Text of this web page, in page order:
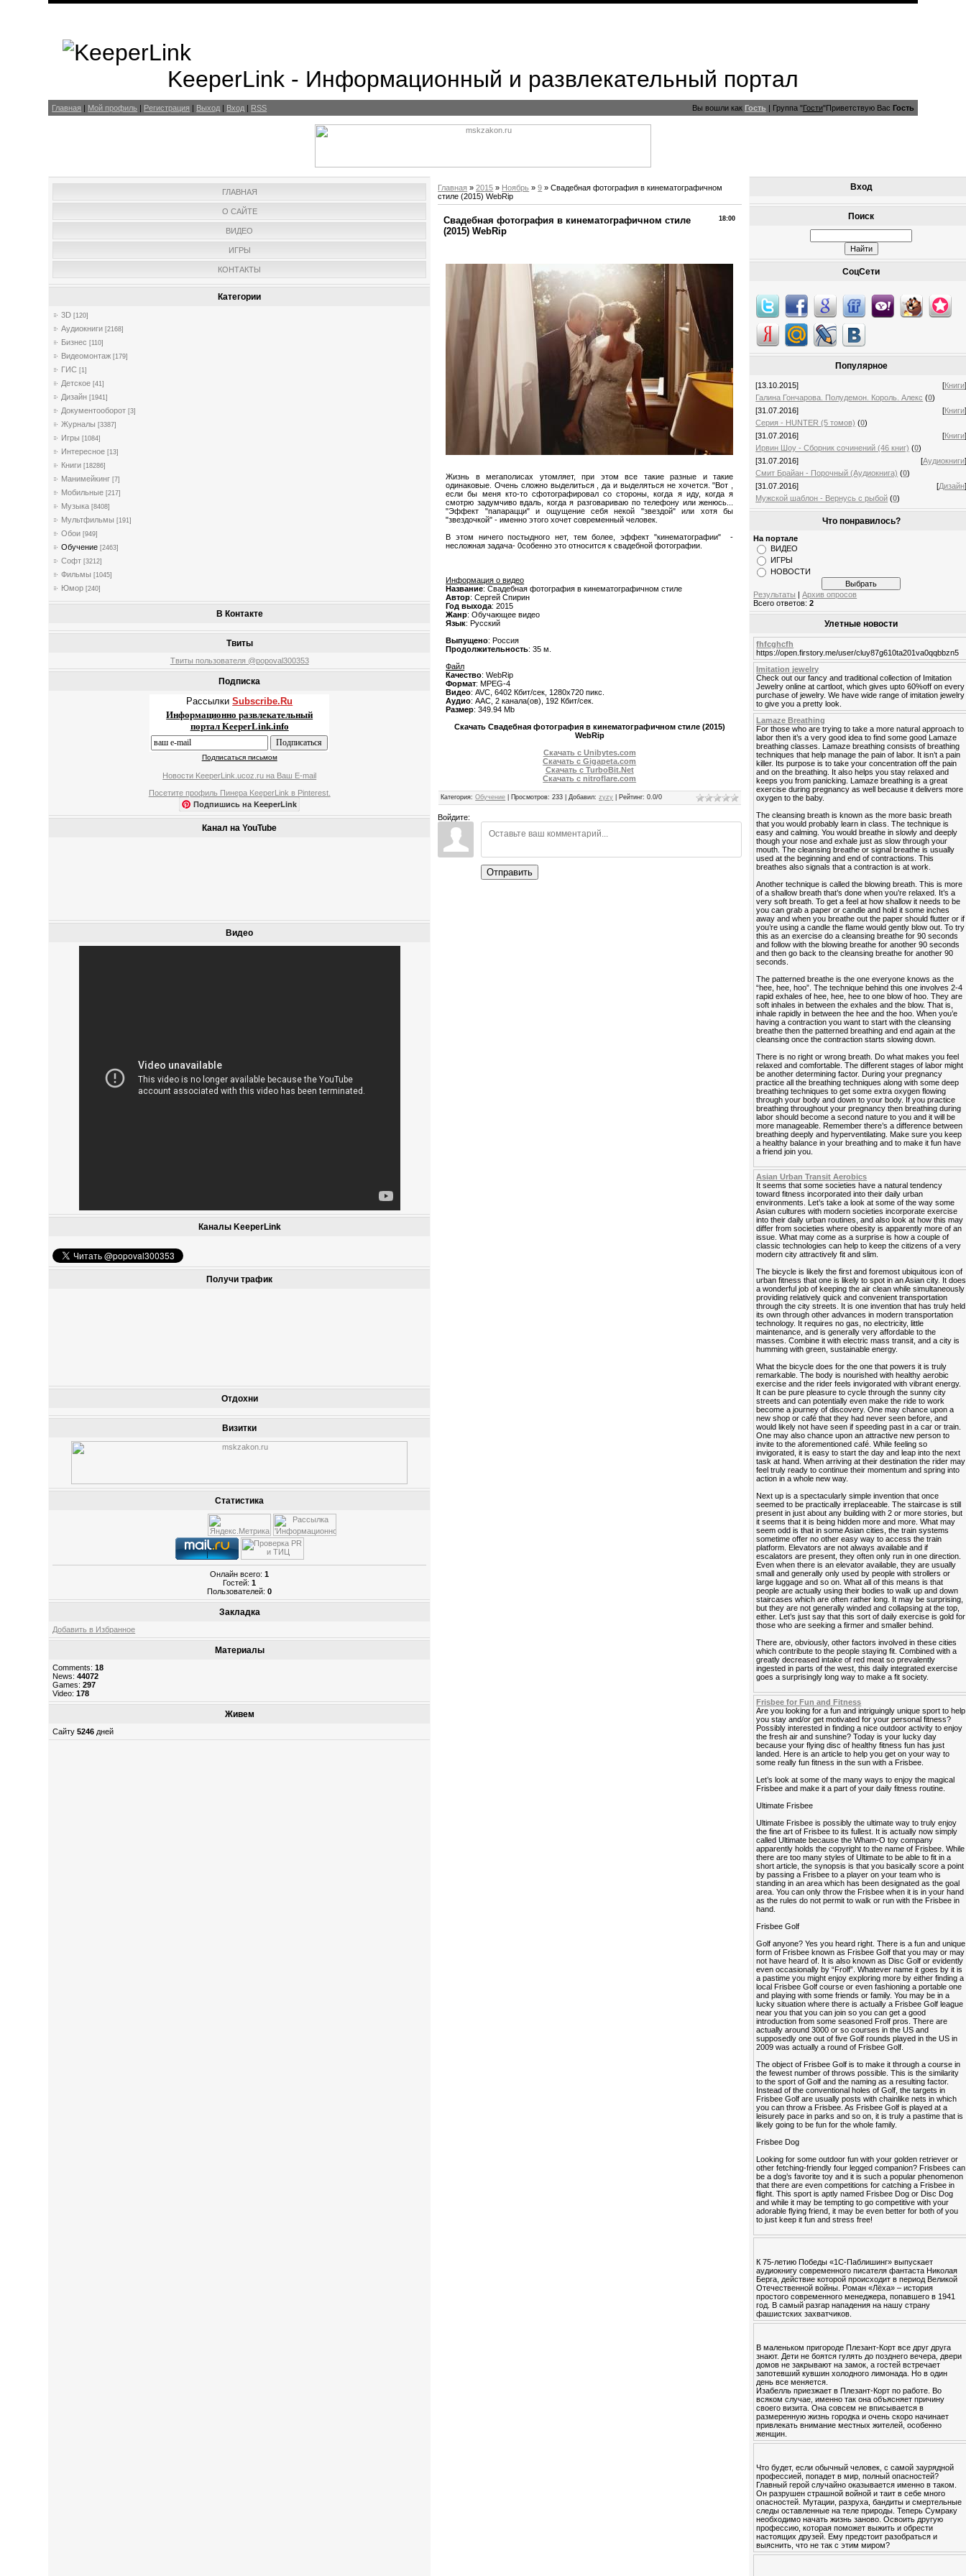
KeeperLink - Информационный и развлекательный портал
Главная | Мой профиль | Регистрация | Выход | Вход | RSS Вы вошли как Гость | Группа"Гости"Приветствую Вас Гость
ГЛАВНАЯ
О САЙТЕ
ВИДЕО
ИГРЫ
КОНТАКТЫ
Категории
3D [120]
Аудиокниги [2168]
Бизнес [110]
Видеомонтаж [179]
ГИС [1]
Детское [41]
Дизайн [1941]
Документооборот [3]
Журналы [3387]
Игры [1084]
Интересное [13]
Книги [18286]
Манимейкинг [7]
Мобильные [217]
Музыка [8408]
Мультфильмы [191]
Обои [949]
Обучение [2463]
Софт [3212]
Фильмы [1045]
Юмор [240]
В Контакте
Твиты
Твиты пользователя @popoval300353
Подписка
РассылкиSubscribe.Ru
Информационно развлекательный
портал KeeperLink.info
Подписаться письмом
Новости KeeperLink.ucoz.ru на Ваш E-mail
Посетите профиль Пинера KeeperLink в Pinterest.
Подпишись на KeeperLink
Канал на YouTube
Видео
Каналы KeeperLink
Получи трафик
Отдохни
Визитки
Статистика
Онлайн всего:1
Гостей:1
Пользователей:0
Закладка
Добавить в Избранное
Материалы
Comments:18
News:44072
Games:297
Video:178
Живем
Сайту5246 дней
Главная »2015 » Ноябрь » 9 » Свадебная фотография в кинематографичном
стиле (2015) WebRip
18:00
Свадебная фотография в кинематографичном стиле
(2015) WebRip
Жизнь в мегаполисах утомляет, при этом все такие разные и такие
одинаковые. Очень сложно выделиться , да и выделяться не хочется. "Вот ,
если бы меня кто-то сфотографировал со стороны, когда я иду, когда я
смотрю задумчиво вдаль, когда я разговариваю по телефону или женюсь...
"Эффект "папарацци" и ощущение себя некой "звездой" или хотя бы
"звездочкой" - именно этого хочет современный человек.
В этом ничего постыдного нет, тем более, эффект "кинематографии" -
несложная задача- 0собенно это относится к свадебной фотографии.
Информация о видео
Название: Свадебная фотография в кинематографичном стиле
Автор: Сергей Спирин
Год выхода: 2015
Жанр: Обучающее видео
Язык: Русский
Выпущено: Россия
Продолжительность: 35 м.
Файл
Качество: WebRip
Формат: MPEG-4
Видео: AVC, 6402 Кбит/сек, 1280x720 пикс.
Аудио: AAC, 2 канала(ов), 192 Кбит/сек.
Размер: 349.94 Mb
Скачать Свадебная фотография в кинематографичном стиле (2015)
WebRip
Скачать с Unibytes.com
Скачать с Gigapeta.com
Скачать с TurboBit.Net
Скачать с nitroflare.com
Категория: Обучение Просмотров: 233 Добавил: zyzy Рейтинг: 0.0/0
Войдите:
Отправить
Вход
Поиск
СоцСети
Популярное
[13.10.2015] [Книги
Галина Гончарова. Полудемон. Король. Алекс (0)
[31.07.2016]
[Книги
Серия - HUNTER (5 томов) (0)
[31.07.2016]
[Книги
Ирвин Шоу - Сборник сочинений (46 книг) (0)
[31.07.2016]
[Аудиокниги
Смит Брайан - Порочный (Аудиокнига) (0)
[31.07.2016]
[Дизайн
Мужской шаблон - Вернусь с рыбой (0)
Что понравилось?
На портале
ВИДЕО
ИГРЫ
НОВОСТИ
Результаты |Архив опросов
Всего ответов:2
Улетные новости
fhfcghcfh
https://open.firstory.me/user/cluy87g610ta201va0qqbbzn5
Imitation jewelry
Check out our fancy and traditional collection of Imitation
Jewelry online at cartloot, which gives upto 60%off on every
purchase of jewelry. We have wide range of imitation jewelry
to give you a pretty look.
Lamaze Breathing
For those who are trying to take a more natural approach to
labor then it’s a very good idea to find some good Lamaze
breathing classes. Lamaze breathing consists of breathing
techniques that help manage the pain of labor. It isn’t a pain
killer. Its purpose is to take your concentration off the pain
and on the breathing. It also helps you stay relaxed and
keeps you from panicking. Lamaze breathing is a great
exercise during pregnancy as well because it delivers more
oxygen to the baby.
The cleansing breath is known as the more basic breath
that you would probably learn in class. The technique is
easy and calming. You would breathe in slowly and deeply
though your nose and exhale just as slow through your
mouth. The cleansing breathe or signal breathe is usually
used at the beginning and end of contractions. This
breathes also signals that a contraction is at work.
Another technique is called the blowing breath. This is more
of a shallow breath that’s done when you’re relaxed. It’s a
very soft breath. To get a feel at how shallow it needs to be
you can grab a paper or candle and hold it some inches
away and when you breathe out the paper should flutter or if
you’re using a candle the flame would gently blow out. To try
this as an exercise do a cleansing breathe for 90 seconds
and follow with the blowing breathe for another 90 seconds
and then go back to the cleansing breathe for another 90
seconds.
The patterned breathe is the one everyone knows as the
“hee, hee, hoo”. The technique behind this one involves 2-4
rapid exhales of hee, hee, hee to one blow of hoo. They are
soft inhales in between the exhales and the blow. That is,
inhale rapidly in between the hee and the hoo. When you’e
having a contraction you want to start with the cleansing
breathe then the patterned breathing and end again at the
cleansing once the contraction starts slowing down.
There is no right or wrong breath. Do what makes you feel
relaxed and comfortable. The different stages of labor might
be another determining factor. During your pregnancy
practice all the breathing techniques along with some deep
breathing techniques to get some extra oxygen flowing
through your body and down to your body. If you practice
breathing throughout your pregnancy then breathing during
labor should become a second nature to you and it will be
more manageable. Remember there’s a difference between
breathing deeply and hyperventilating. Make sure you keep
a healthy balance in your breathing and to make it fun have
a friend join you.
Asian Urban Transit Aerobics
It seems that some societies have a natural tendency
toward fitness incorporated into their daily urban
environments. Let’s take a look at some of the way some
Asian cultures with modern societies incorporate exercise
into their daily urban routines, and also look at how this may
differ from societies where obesity is apparently more of an
issue. What may come as a surprise is how a couple of
classic technologies can help to keep the citizens of a very
modern city attractively fit and slim.
The bicycle is likely the first and foremost ubiquitous icon of
urban fitness that one is likely to spot in an Asian city. It does
a wonderful job of keeping the air clean while simultaneously
providing relatively quick and convenient transportation
through the city streets. It is one invention that has truly held
its own through other advances in modern transportation
technology. It requires no gas, no electricity, little
maintenance, and is generally very affordable to the
masses. Combine it with electric mass transit, and a city is
humming with green, sustainable energy.
What the bicycle does for the one that powers it is truly
remarkable. The body is nourished with healthy aerobic
exercise and the rider feels invigorated with vibrant energy.
It can be pure pleasure to cycle through the sunny city
streets and can potentially even make the ride to work
become a journey of discovery. One may chance upon a
new shop or café that they had never seen before, and
would likely not have seen if speeding past in a car or train.
One may also chance upon an attractive new person to
invite to the aforementioned café. While feeling so
invigorated, it is easy to start the day and leap into the next
task at hand. When arriving at their destination the rider may
feel truly ready to continue their momentum and spring into
action in a whole new way.
Next up is a spectacularly simple invention that once
seemed to be practically irreplaceable. The staircase is still
present in just about any building with 2 or more stories, but
it seems that it is being hidden more and more. What may
seem odd is that in some Asian cities, the train systems
sometime offer no other easy way to access the train
platform. Elevators are not always available and if
escalators are present, they often only run in one direction.
Even when there is an elevator available, they are usually
small and generally only used by people with strollers or
large luggage and so on. What all of this means is that
people are actually using their bodies to walk up and down
staircases which are often rather long. It may be surprising,
but they are not generally winded and collapsing at the top,
either. Let’s just say that this sort of daily exercise is gold for
those who are seeking a firmer and smaller behind.
There are, obviously, other factors involved in these cities
which contribute to the people staying fit. Combined with a
greatly decreased intake of red meat so prevalently
ingested in parts of the west, this daily integrated exercise
goes a surprisingly long way to make a fit society.
Frisbee for Fun and Fitness
Are you looking for a fun and intriguingly unique sport to help
you stay and/or get motivated for your personal fitness?
Possibly interested in finding a nice outdoor activity to enjoy
the fresh air and sunshine? Today is your lucky day
because your flying disc of healthy fitness fun has just
landed. Here is an article to help you get on your way to
some really fun fitness in the sun with a Frisbee.
Let’s look at some of the many ways to enjoy the magical
Frisbee and make it a part of your daily fitness routine.
Ultimate Frisbee
Ultimate Frisbee is possibly the ultimate way to truly enjoy
the fine art of Frisbee to its fullest. It is actually now simply
called Ultimate because the Wham-O toy company
apparently holds the copyright to the name of Frisbee. While
there are too many styles of Ultimate to be able to fit in a
short article, the synopsis is that you basically score a point
by passing a Frisbee to a player on your team who is
standing in an area which has been designated as the goal
area. You can only throw the Frisbee when it is in your hand
as the rules do not permit to walk or run with the Frisbee in
hand.
Frisbee Golf
Golf anyone? Yes you heard right. There is a fun and unique
form of Frisbee known as Frisbee Golf that you may or may
not have heard of. It is also known as Disc Golf or evidently
even occasionally by “Frolf”. Whatever name it goes by it is
a pastime you might enjoy exploring more by either finding a
local Frisbee Golf course or even fashioning a portable one
and playing with some friends or family. You may be in a
lucky situation where there is actually a Frisbee Golf league
near you that you can join so you can get a good
introduction from some seasoned Frolf pros. There are
actually around 3000 or so courses in the US and
supposedly one out of five Golf rounds played in the US in
2009 was actually a round of Frisbee Golf.
The object of Frisbee Golf is to make it through a course in
the fewest number of throws possible. This is the similarity
to the sport of Golf and the naming as a resulting factor.
Instead of the conventional holes of Golf, the targets in
Frisbee Golf are usually posts with chainlike nets in which
you can throw a Frisbee. As Frisbee Golf is played at a
leisurely pace in parks and so on, it is truly a pastime that is
likely going to be fun for the whole family.
Frisbee Dog
Looking for some outdoor fun with your golden retriever or
other fetching-friendly four legged companion? Frisbees can
be a dog’s favorite toy and it is such a popular phenomenon
that there are even competitions for catching a Frisbee in
flight. This sport is aptly named Frisbee Dog or Disc Dog
and while it may be tempting to go competitive with your
adorable flying friend, it may be even better for both of you
to just keep it fun and stress free!
К 75-летию Победы «1С-Паблишинг» выпускает
аудиокнигу современного писателя фантаста Николая
Берга, действие которой происходит в период Великой
Отечественной войны. Роман «Лёха» – история
простого современного менеджера, попавшего в 1941
год. В самый разгар нападения на нашу страну
фашистских захватчиков.
В маленьком пригороде Плезант-Корт все друг друга
знают. Дети не боятся гулять до позднего вечера, двери
домов не закрывают на замок, а гостей встречает
запотевший кувшин холодного лимонада. Но в один
день все меняется.
Изабелль приезжает в Плезант-Корт по работе. Во
всяком случае, именно так она объясняет причину
своего визита. Она совсем не вписывается в
размеренную жизнь городка и очень скоро начинает
привлекать внимание местных жителей, особенно
женщин.
Что будет, если обычный человек, с самой заурядной
профессией, попадет в мир, полный опасностей?
Главный герой случайно оказывается именно в таком.
Он разрушен страшной войной и таит в себе много
опасностей. Мутации, разруха, бандиты и смертельные
следы оставленные на теле природы. Теперь Сумраку
необходимо начать жизнь заново. Освоить другую
профессию, которая поможет выжить и обрести
настоящих друзей. Ему предстоит разобраться и
выяснить, что не так с этим миром?